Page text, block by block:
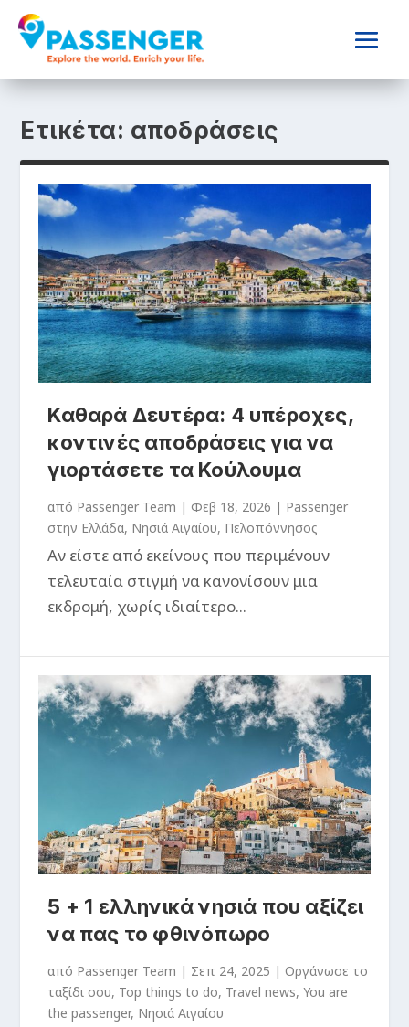
Ετικέτα: αποδράσεις
Καθαρά Δευτέρα: 4 υπέροχες,
κοντινές αποδράσεις για να
γιορτάσετε τα Κούλουμα
από Passenger Team | Φεβ 18, 2026 | Passenger
στην Ελλάδα, Νησιά Αιγαίου, Πελοπόννησος
Αν είστε από εκείνους που περιμένουν
τελευταία στιγμή να κανονίσουν μια
εκδρομή, χωρίς ιδιαίτερο...
5 + 1 ελληνικά νησιά που αξίζει
να πας το φθινόπωρο
από Passenger Team | Σεπ 24, 2025 |Oργάνωσε το
ταξίδι σου, Top things to do, Travel news,You are
the passenger, Νησιά Αιγαίου